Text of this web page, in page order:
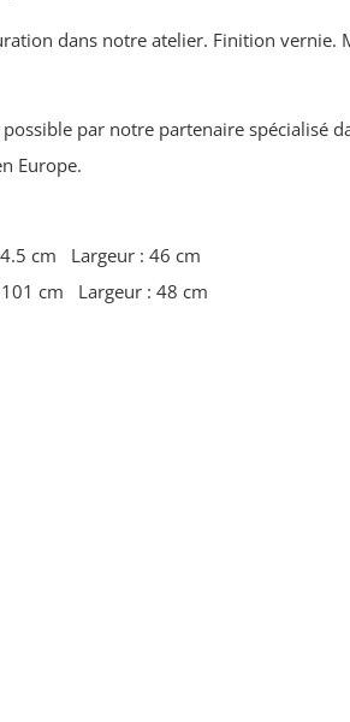
dans notre atelier. Finition vernie.
par notre partenaire spécialisé
Europe.
cm Largeur : 46 cm
cm Largeur : 48 cm